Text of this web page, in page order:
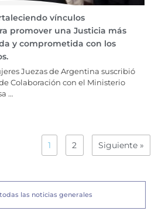
vínculos
promover una Justicia más
y comprometida con los
Juezas de Argentina suscribió
Colaboración con el Ministerio
…
1 2 Siguiente »
las noticias generales